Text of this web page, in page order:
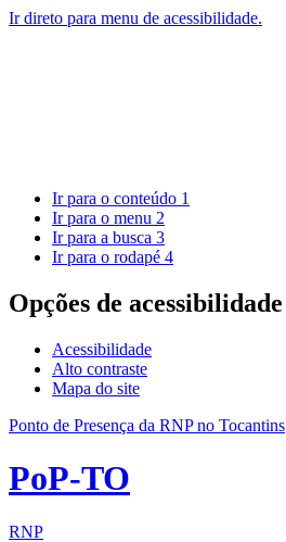
Ir direto para menu de acessibilidade.
Ir para o conteúdo 1
Ir para o menu 2
Ir para a busca 3
Ir para o rodapé 4
Opções de acessibilidade
Acessibilidade
Alto contraste
Mapa do site
Ponto de Presença da RNP no Tocantins
PoP-TO
RNP